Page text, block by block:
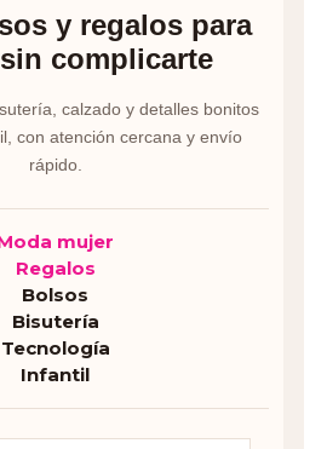
y regalos para
complicarte
calzado y detalles bonitos
con atención cercana y envío
rápido.
mujer
Regalos
Bolsos
Bisutería
Tecnología
Infantil